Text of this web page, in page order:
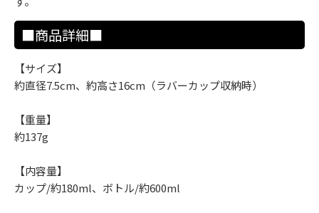
■商品詳細■
【サイズ】
約直径7.5cm、約高さ16cm（ラバーカップ収納時）
【重量】
約137g
【内容量】
カップ/約180ml、ボトル/約600ml